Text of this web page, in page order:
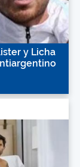
y Licha